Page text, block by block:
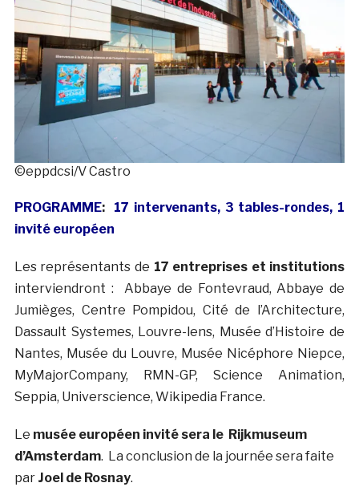
©eppdcsi/V Castro
PROGRAMME:
17 intervenants, 3 tables-rondes, 1
invité européen
Les représentants de 17 entreprises et institutions
interviendront : Abbaye de Fontevraud, Abbaye de
Jumièges, Centre Pompidou, Cité de l’Architecture,
Dassault Systemes, Louvre-lens, Musée d’Histoire de
Nantes, Musée du Louvre, Musée Nicéphore Niepce,
MyMajorCompany, RMN-GP, Science Animation,
Seppia, Universcience, Wikipedia France.
Le musée européen invité sera le Rijkmuseum
d’Amsterdam. La conclusion de la journée sera faite
par Joel de Rosnay.